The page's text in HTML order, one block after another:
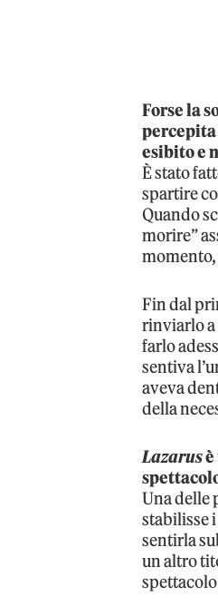
Forse la
percepita
esibito e
È stato
spartire
Quando
morire”
momento,
Fin dal
rinviarlo a
farlo
sentiva
aveva
della
Lazarus
Una delle
stabilisse
sentirla
un altro
spettacolo